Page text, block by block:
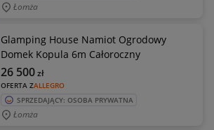
Łomża
Glamping House Namiot Ogrodowy
Domek Kopula 6m Całoroczny
OFERTA ZALLEGRO
26 500zł
SPRZEDAJĄCY: OSOBA PRYWATNA
Łomża